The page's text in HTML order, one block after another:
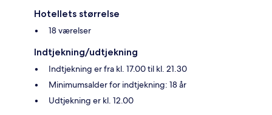
Hotellets størrelse
18 værelser
Indtjekning/udtjekning
Indtjekning er fra kl. 17.00 til kl. 21.30
Minimumsalder for indtjekning: 18 år
Udtjekning er kl. 12.00